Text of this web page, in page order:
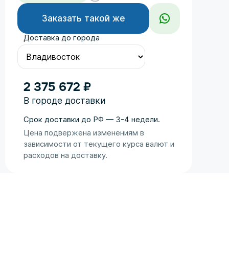
Год
Поколение
Оценка аукциона
Заказать такой же
Доставка до города
2 375 672 ₽
В городе доставки
Срок доставки до РФ — 3-4 недели.
Цена подвержена изменениям в
зависимости от текущего курса валют и
расходов на доставку.